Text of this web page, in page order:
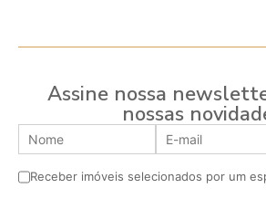
Assine nossa
nossas
Receber imóveis selecionados por um